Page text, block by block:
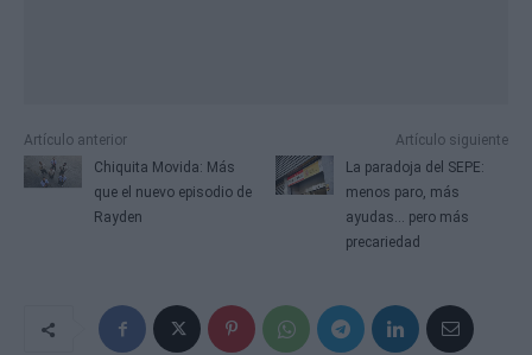
Artículo anterior
Chiquita Movida: Más
que el nuevo episodio de
Rayden
Artículo siguiente
La paradoja del SEPE:
menos paro, más
ayudas... pero más
precariedad